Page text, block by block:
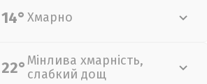
14° Хмарно
22°Мінлива хмарність,
слабкий дощ